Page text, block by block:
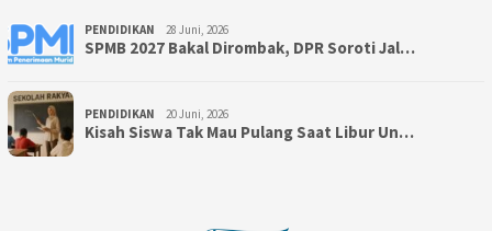
PENDIDIKAN 28 Juni, 2026
SPMB 2027 Bakal Dirombak, DPR Soroti Jal…
PENDIDIKAN 20 Juni, 2026
Kisah Siswa Tak Mau Pulang Saat Libur Un…